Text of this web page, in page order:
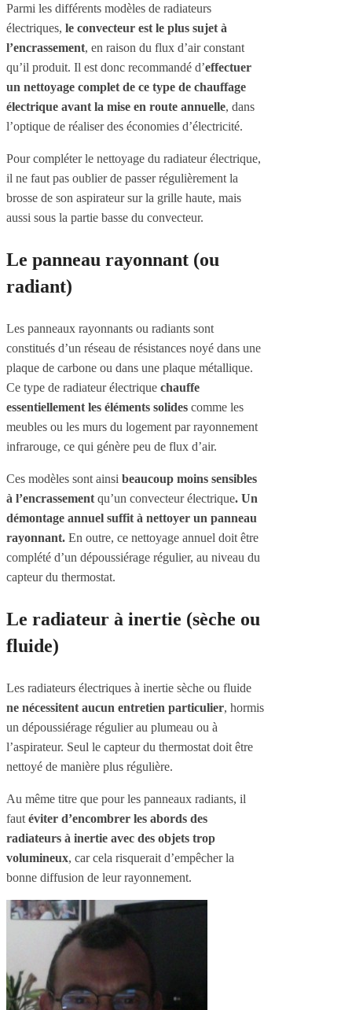
Parmi les différents modèles de radiateurs
électriques, le convecteur est le plus sujet à
l’encrassement, en raison du flux d’air constant
qu’il produit. Il est donc recommandé d’effectuer
un nettoyage complet de ce type de chauffage
électrique avant la mise en route annuelle, dans
l’optique de réaliser des économies d’électricité.
Pour compléter le nettoyage du radiateur électrique,
il ne faut pas oublier de passer régulièrement la
brosse de son aspirateur sur la grille haute, mais
aussi sous la partie basse du convecteur.
Le panneau rayonnant (ou
radiant)
Les panneaux rayonnants ou radiants sont
constitués d’un réseau de résistances noyé dans une
plaque de carbone ou dans une plaque métallique.
Ce type de radiateur électrique chauffe
essentiellement les éléments solides comme les
meubles ou les murs du logement par rayonnement
infrarouge, ce qui génère peu de flux d’air.
Ces modèles sont ainsi beaucoup moins sensibles
à l’encrassement qu’un convecteur électrique. Un
démontage annuel suffit à nettoyer un panneau
rayonnant. En outre, ce nettoyage annuel doit être
complété d’un dépoussiérage régulier, au niveau du
capteur du thermostat.
Le radiateur à inertie (sèche ou
fluide)
Les radiateurs électriques à inertie sèche ou fluide
ne nécessitent aucun entretien particulier, hormis
un dépoussiérage régulier au plumeau ou à
l’aspirateur. Seul le capteur du thermostat doit être
nettoyé de manière plus régulière.
Au même titre que pour les panneaux radiants, il
faut éviter d’encombrer les abords des
radiateurs à inertie avec des objets trop
volumineux, car cela risquerait d’empêcher la
bonne diffusion de leur rayonnement.